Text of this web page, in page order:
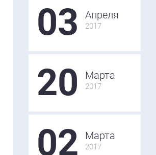
03 Апреля
2017
20 Марта
2017
02 Марта
2017